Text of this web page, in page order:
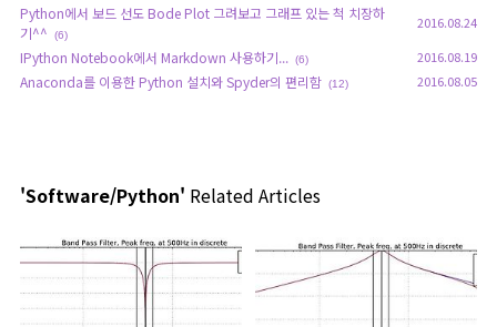
Python에서 보드 선도 Bode Plot 그려보고 그래프 있는 척 치장하
기^^
(6)
2016.08.24
IPython Notebook에서 Markdown 사용하기... (6) 2016.08.19
Anaconda를 이용한 Python 설치와 Spyder의 편리함 (12) 2016.08.05
'Software/Python' Related Articles